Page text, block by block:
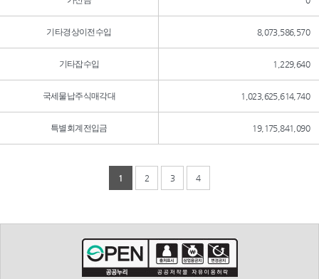
기타경상이전수입 8,073,586,570
기타잡수입 1,229,640
국세물납주식매각대 1,023,625,614,740
특별회계전입금 19,175,841,090
1 2 3 4